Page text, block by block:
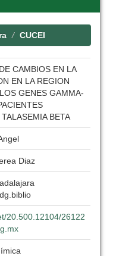
CUCEI
CAMBIOS EN LA
EN LA REGION
GENES GAMMA-
BETA
Diaz
20.500.12104/26122